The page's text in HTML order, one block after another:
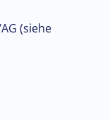
(siehe